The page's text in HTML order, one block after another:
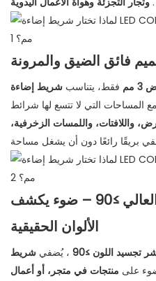
فائق الضيق والمرونة
مم فقط، يتناسب
واللافتات، واللمسات الزخرفية،
مؤشر تجسيد اللون العالي ≥90 – ضوء يكشف
الألوان الحقيقية
تجسيد اللون ≥90 ، يُضفي
على منتجات في متجر، أو أعمال